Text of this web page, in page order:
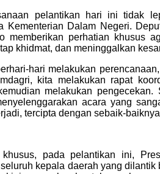
Konsolidasi Bank
29 Juli 2026. PT Bank
sebagai entitas utama
bersama bank pembangunan
pelantikan hari ini tidak
Kementerian Dalam Negeri.
memberikan perhatian khusus
khidmat, dan meninggalkan
hari melakukan
kita melakukan rapat
melakukan
acara yang
tercipta dengan sebaik-
khusus, pada pelantikan ini,
kepala daerah yang